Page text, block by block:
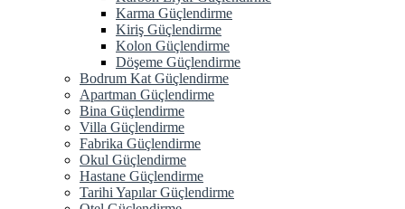
Karma Güçlendirme
Kiriş Güçlendirme
Kolon Güçlendirme
Döşeme Güçlendirme
Bodrum Kat Güçlendirme
Apartman Güçlendirme
Bina Güçlendirme
Villa Güçlendirme
Fabrika Güçlendirme
Okul Güçlendirme
Hastane Güçlendirme
Tarihi Yapılar Güçlendirme